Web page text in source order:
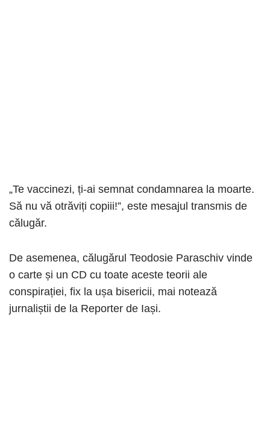
„Te vaccinezi, ți-ai semnat condamnarea la moarte.
Să nu vă otrăviți copiii!”, este mesajul transmis de
călugăr.
De asemenea, călugărul Teodosie Paraschiv vinde
o carte și un CD cu toate aceste teorii ale
conspirației, fix la ușa bisericii, mai notează
jurnaliștii de la Reporter de Iași.